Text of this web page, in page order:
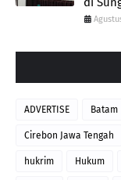
ADVERTISE Batam
Cirebon Jawa Tengah
hukrim Hukum